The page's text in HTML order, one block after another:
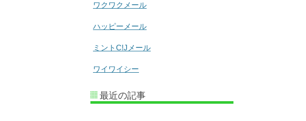
ワクワクメール
ハッピーメール
ミントC!Jメール
ワイワイシー
最近の記事